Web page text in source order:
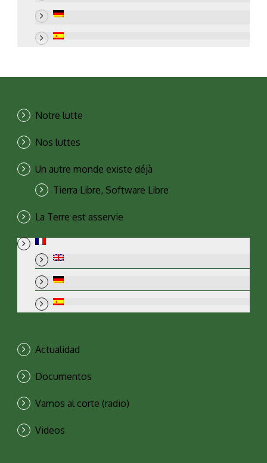
Notre lutte
Nos luttes
Un autre monde existe déjà
Tierra Libre, Software Libre
La Terre est asservie
Actualidad
Documentos
Vamos al corte (radio)
Videos